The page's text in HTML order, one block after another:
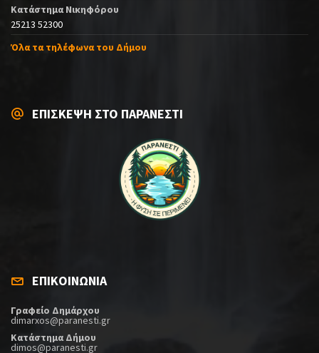
Κατάστημα Νικηφόρου
25213 52300
Όλα τα τηλέφωνα του Δήμου
ΕΠΙΣΚΕΨΗ ΣΤΟ ΠΑΡΑΝΕΣΤΙ
ΕΠΙΚΟΙΝΩΝΙΑ
Γραφείο Δημάρχου
dimarxos@paranesti.gr
Κατάστημα Δήμου
dimos@paranesti.gr